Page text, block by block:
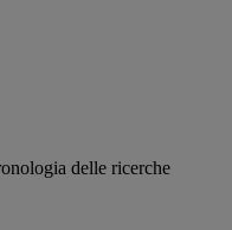
delle ricerche